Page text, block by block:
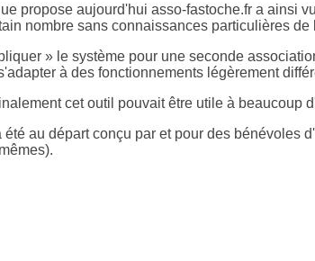
propose aujourd'hui asso-fastoche.fr a ainsi
nombre sans connaissances particulières
» le système pour une seconde
à des fonctionnements légèrement
cet outil pouvait être utile à beaucoup
au départ conçu par et pour des